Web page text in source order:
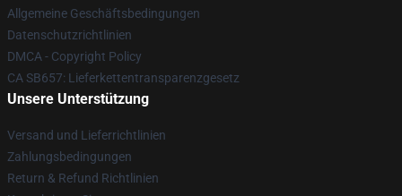
Allgemeine Geschäftsbedingungen
Datenschutzrichtlinien
DMCA - Copyright Policy
CA SB657: Lieferkettentransparenzgesetz
Unsere Unterstützung
Versand und Lieferrichtlinien
Zahlungsbedingungen
Return & Refund Richtlinien